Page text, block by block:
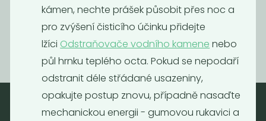
Kč
kámen, nechte prášek působit přes noc a
pro zvýšení čisticího účinku přidejte
lžíci Odstraňovače vodního kamene nebo
půl hrnku teplého octa. Pokud se nepodaří
odstranit déle střádané usazeniny,
opakujte postup znovu, případně nasaďte
mechanickou energii - gumovou rukavici a